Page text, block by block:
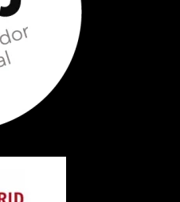
DE MARKETING
speaker de
con nuestra
para